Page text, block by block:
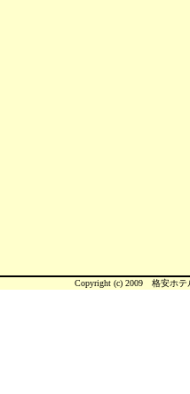
Copyright (c) 2009 格安ホテ